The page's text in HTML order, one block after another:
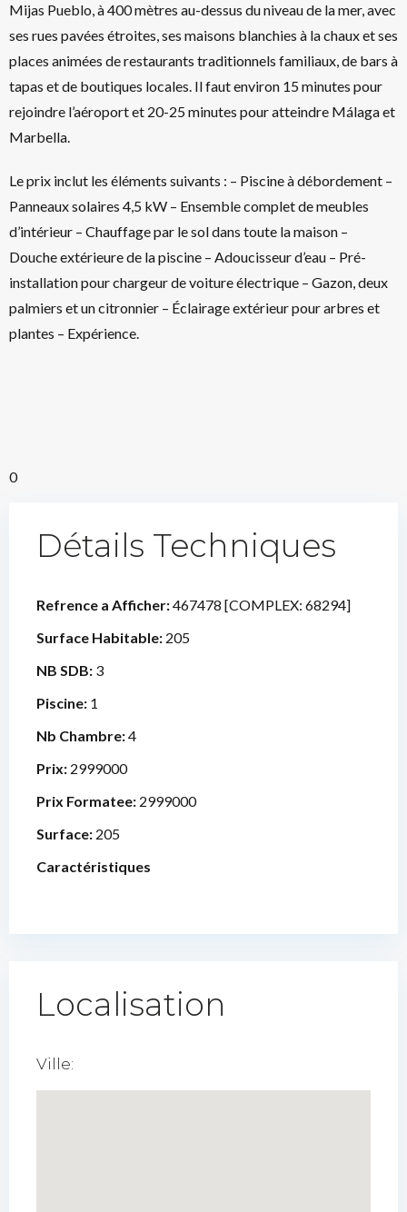
Mijas Pueblo, à 400 mètres au-dessus du niveau de la mer, avec
ses rues pavées étroites, ses maisons blanchies à la chaux et ses
places animées de restaurants traditionnels familiaux, de bars à
tapas et de boutiques locales. Il faut environ 15 minutes pour
rejoindre l’aéroport et 20-25 minutes pour atteindre Málaga et
Marbella.
Le prix inclut les éléments suivants : – Piscine à débordement –
Panneaux solaires 4,5 kW – Ensemble complet de meubles
d’intérieur – Chauffage par le sol dans toute la maison –
Douche extérieure de la piscine – Adoucisseur d’eau – Pré-
installation pour chargeur de voiture électrique – Gazon, deux
palmiers et un citronnier – Éclairage extérieur pour arbres et
plantes – Expérience.
0
Détails Techniques
Refrence a Afficher:467478 [COMPLEX: 68294]
Surface Habitable: 205
NB SDB: 3
Piscine: 1
Nb Chambre:4
Prix: 2999000
Prix Formatee: 2999000
Surface: 205
Caractéristiques
Localisation
Ville: